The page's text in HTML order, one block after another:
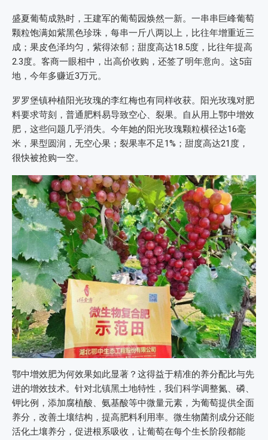
盛夏葡萄成熟时，王建军的葡萄园焕然一新。一串串巨峰葡萄
颗粒饱满如紫黑色珍珠，每串一斤八两以上，比往年增重近三
成；果皮色泽均匀，紫得浓郁；甜度高达18.5度，比往年提高
2.3度。客商一眼相中，出高价收购，还签了明年意向。这5亩
地，今年多赚近3万元。
罗罗堡镇种植阳光玫瑰的李红梅也有同样收获。阳光玫瑰对肥
料要求苛刻，普通肥料易导致空心、裂果。自从用上鄂中增效
肥，这些问题几乎消失。今年她的阳光玫瑰颗粒横径达16毫
米，果型圆润，无空心果；裂果率不足1%；甜度高达21度，
很快被抢购一空。
鄂中增效肥为何效果如此显著？这得益于精准的养分配比与先
进的增效技术。针对北镇黑土地特性，我们科学调整氮、磷、
钾比例，添加腐植酸、氨基酸等中微量元素，为葡萄提供全面
养分，改善土壤结构，提高肥料利用率。微生物菌剂成分还能
活化土壤养分，促进根系吸收，让葡萄在每个生长阶段都能